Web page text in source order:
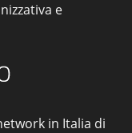
e
in Italia di